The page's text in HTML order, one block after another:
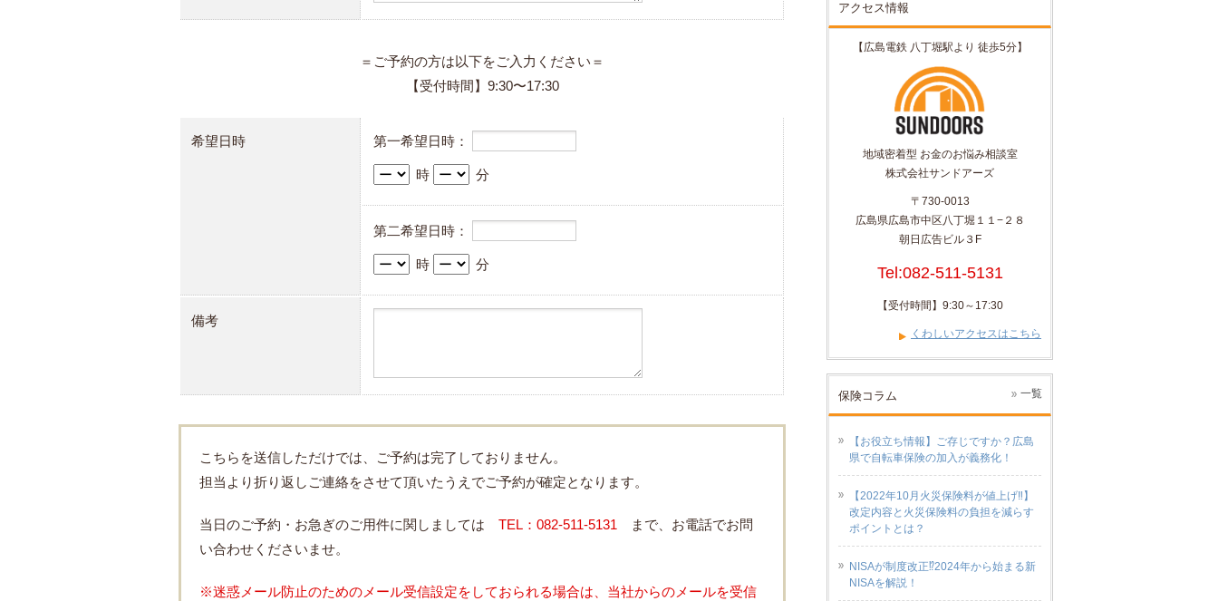
＝ご予約の方は以下をご入力ください＝
【受付時間】9:30〜17:30
希望日時 第一希望日時：
時 分
第二希望日時：
時 分
備考
こちらを送信しただけでは、ご予約は完了しておりません。
担当より折り返しご連絡をさせて頂いたうえでご予約が確定となります。
当日のご予約・お急ぎのご用件に関しましては TEL：082-511-5131 まで、お電話でお問
い合わせくださいませ。
※迷惑メール防止のためのメール受信設定をしておられる場合は、当社からのメールを受信
アクセス情報
【広島電鉄 八丁堀駅より 徒歩5分】
地域密着型 お金のお悩み相談室
株式会社サンドアーズ
〒730-0013
広島県広島市中区八丁堀１１−２８
朝日広告ビル３F
Tel:082-511-5131
【受付時間】9:30～17:30
くわしいアクセスはこちら
保険コラム 一覧
【お役立ち情報】ご存じですか？広島
県で自転車保険の加入が義務化！
【2022年10月火災保険料が値上げ‼】
改定内容と火災保険料の負担を減らす
ポイントとは？
NISAが制度改正⁉2024年から始まる新
NISAを解説！